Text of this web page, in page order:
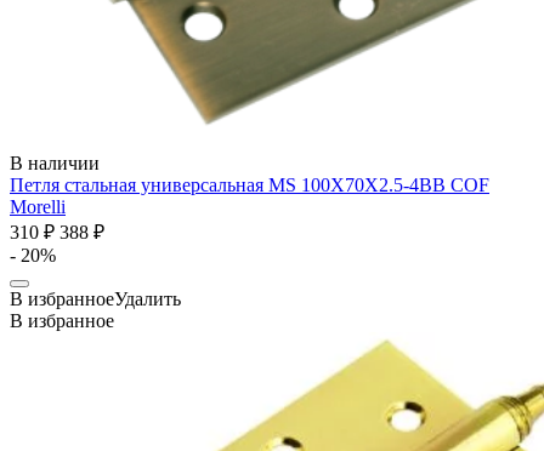
В наличии
Петля стальная универсальная MS 100X70X2.5-4BB COF
Morelli
310 ₽ 388 ₽
- 20%
В избранноеУдалить
В избранное